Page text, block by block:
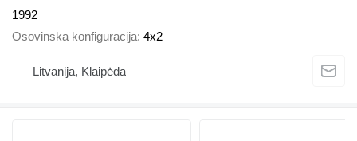
1992
Osovinska konfiguracija 4x2
Litvanija, Klaipėda